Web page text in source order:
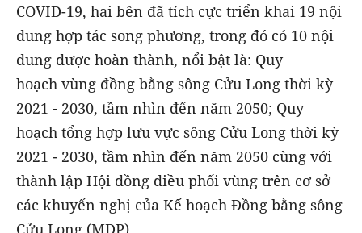
COVID-19, hai bên đã tích cực triển khai 19 nội
dung hợp tác song phương, trong đó có 10 nội
dung được hoàn thành, nổi bật là: Quy
hoạch vùng đồng bằng sông Cửu Long thời kỳ
2021 - 2030, tầm nhìn đến năm 2050; Quy
hoạch tổng hợp lưu vực sông Cửu Long thời kỳ
2021 - 2030, tầm nhìn đến năm 2050 cùng với
thành lập Hội đồng điều phối vùng trên cơ sở
các khuyến nghị của Kế hoạch Đồng bằng sông
Cửu Long (MDP).